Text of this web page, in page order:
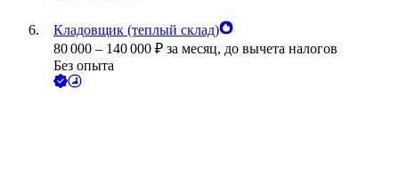
Кладовщик (теплый склад)
80 000 – 140 000 ₽ за месяц, до вычета налогов
Без опыта